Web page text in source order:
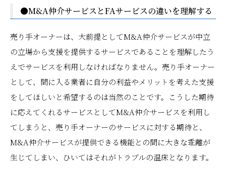
●M&A仲介サービスとFAサービスの違いを理解する
売り手オーナーは、大前提としてM&A仲介サービスが中立
の立場から支援を提供するサービスであることを理解したう
えでサービスを利用しなければなりません。売り手オーナー
として、間に入る業者に自分の利益やメリットを考えた支援
をしてほしいと希望するのは当然のことです。こうした期待
に応えてくれるサービスとしてM&A仲介サービスを利用し
てしまうと、売り手オーナーのサービスに対する期待と、
M&A仲介サービスが提供できる機能との間に大きな乖離が
生じてしまい、ひいてはそれがトラブルの温床となります。